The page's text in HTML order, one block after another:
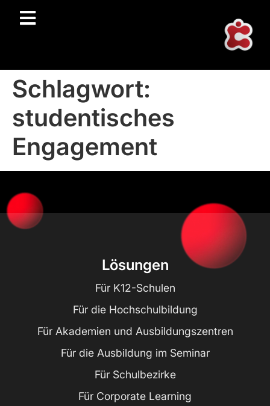
Schlagwort:
studentisches
Engagement
Lösungen
Für K12-Schulen
Für die Hochschulbildung
Für Akademien und Ausbildungszentren
Für die Ausbildung im Seminar
Für Schulbezirke
Für Corporate Learning